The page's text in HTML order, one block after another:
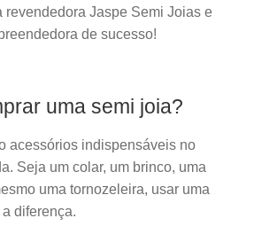
revendedora Jaspe Semi Joias e
de sucesso!
uma semi joia?
acessórios indispensáveis no
Seja um colar, um brinco, uma
uma tornozeleira, usar uma
diferença.